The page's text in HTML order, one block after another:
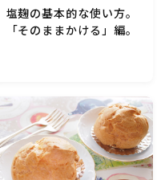
塩麹の基本的な使い方。
「そのままかける」編。